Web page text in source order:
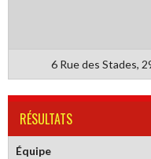
6 Rue des Stades,
RÉSULTATS
Équipe